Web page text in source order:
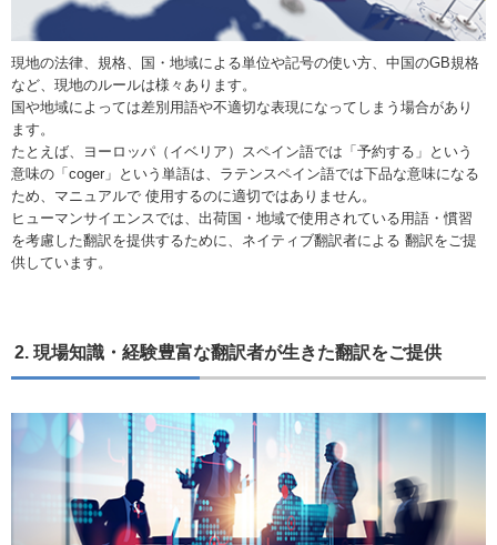
現地の法律、規格、国・地域による単位や記号の使い方、中国のGB規格
など、現地のルールは様々あります。
国や地域によっては差別用語や不適切な表現になってしまう場合があり
ます。
たとえば、ヨーロッパ（イベリア）スペイン語では「予約する」という
意味の「coger」という単語は、ラテンスペイン語では下品な意味になる
ため、マニュアルで 使用するのに適切ではありません。
ヒューマンサイエンスでは、出荷国・地域で使用されている用語・慣習
を考慮した翻訳を提供するために、ネイティブ翻訳者による 翻訳をご提
供しています。
2. 現場知識・経験豊富な翻訳者が生きた翻訳をご提供